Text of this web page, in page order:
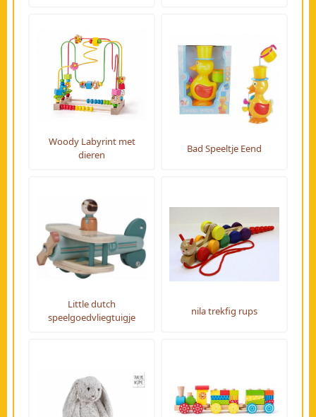
Woody Labyrint met
dieren
Bad Speeltje Eend
Little dutch
speelgoedvliegtuigje
nila trekfig rups